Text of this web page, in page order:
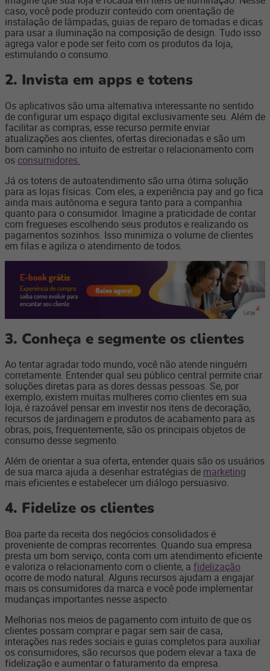
caso, você pode produzir conteúdo com orientação de
instalação de lâmpadas, guias de reparo de tomadas e dicas
para usar a iluminação na composição de design. Tudo isso
agrega valor e pode ser feito com os produtos da loja,
estimulando o consumo.
2. Invista em apps e totens
Os aplicativos são uma alternativa interessante no sentido
de configurar um espaço digital exclusivamente seu. Além de
facilitar as compras, esse recurso permite enviar
atualizações aos clientes, ofertas direcionadas e são um
bom caminho no intuito de estreitar o relacionamento com
os consumidores.
Já os totens de autoatendimento são uma ótima solução
para as lojas físicas. Com eles, a experiência pay and go fica
ainda mais autônoma e segura tanto para a companhia
quanto para o consumidor. Imagine a praticidade de contar
com fregueses escolhendo seus produtos e realizando os
pagamentos sozinhos. Isso minimiza o volume de clientes
em filas e agiliza o atendimento de todos.
3. Conheça e segmente os clientes
Ao tentar agradar todo mundo, você não atende ninguém
corretamente. Entender qual seu público central permite criar
soluções diretas para as dores dessas pessoas. Se, por
exemplo, existem muitas mulheres como clientes em sua
loja, é razoável pensar em investir nos itens de decoração,
recursos de jardinagem e produtos de acabamento para as
obras, pois, frequentemente, são os principais objetos de
consumo desse segmento.
Além de orientar a sua oferta, entender quais são os usuários
de sua marca ajuda a desenhar estratégias de marketing
mais eficientes e estabelecer um diálogo persuasivo.
4. Fidelize os clientes
Boa parte da receita dos negócios consolidados é
proveniente de compras recorrentes. Quando sua empresa
presta um bom serviço, conta com um atendimento eficiente
e valoriza o relacionamento com o cliente, a fidelização
ocorre de modo natural. Alguns recursos ajudam a engajar
mais os consumidores da marca e você pode implementar
mudanças importantes nesse aspecto.
Melhorias nos meios de pagamento com intuito de que os
clientes possam comprar e pagar sem sair de casa,
interações nas redes sociais e guias completos para auxiliar
os consumidores, são recursos que podem elevar a taxa de
fidelização e aumentar o faturamento da empresa.